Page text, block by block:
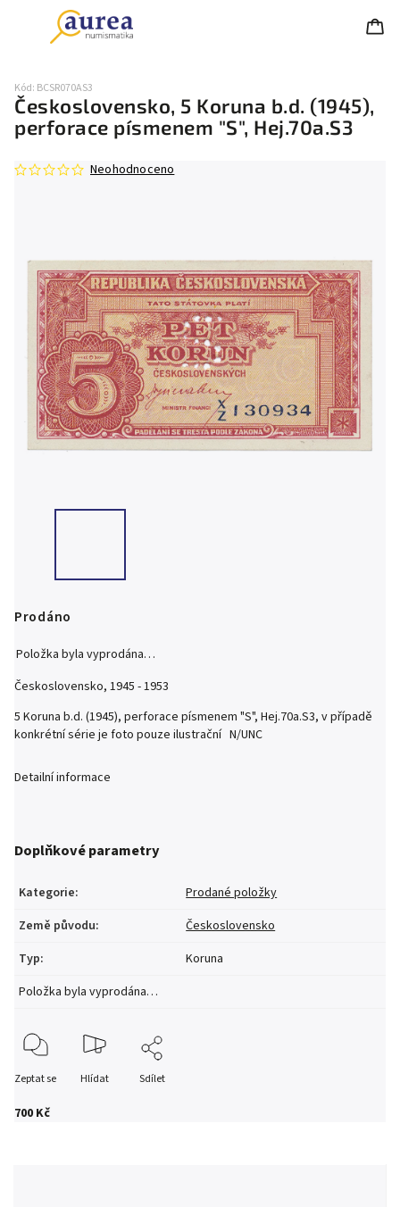
Československo, 5 Koruna b.d. (1945),
perforace písmenem "S", Hej.70a.S3
Kód: BCSR070AS3
Neohodnoceno
700 Kč
Prodáno
Položka byla vyprodána…
Československo, 1945 - 1953
5 Koruna b.d. (1945), perforace písmenem "S", Hej.70a.S3, v případě
konkrétní série je foto pouze ilustrační N/UNC
Detailní informace
Doplňkové parametry
Kategorie:
Prodané položky
Země původu:
Československo
Typ:
Koruna
Položka byla vyprodána…
Zeptat se Hlídat Sdílet